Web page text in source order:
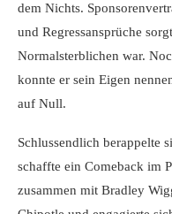
dem Nichts.
und Regressansprüche
Normalsterblichen war.
konnte er sein Eigen
auf Null.
Schlussendlich berappelte
schaffte ein Comeback im
zusammen mit Bradley